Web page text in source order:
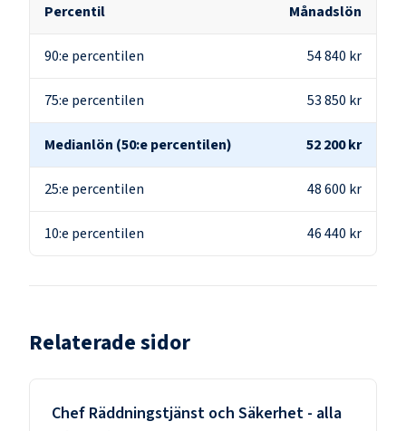
Percentil Månadslön
90:e percentilen 54 840 kr
75:e percentilen 53 850 kr
Medianlön (50:e percentilen) 52 200 kr
25:e percentilen 48 600 kr
10:e percentilen 46 440 kr
Relaterade sidor
Chef Räddningstjänst och Säkerhet - alla